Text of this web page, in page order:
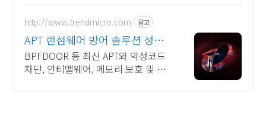
http://www.trendmicro.com 광고
APT 랜섬웨어 방어 솔루션 성능
과 안정성이 검증된 벤더
BPFDOOR 등 최신 APT와 악성코드
차단, 안티맬웨어, 메모리 보호 및 보